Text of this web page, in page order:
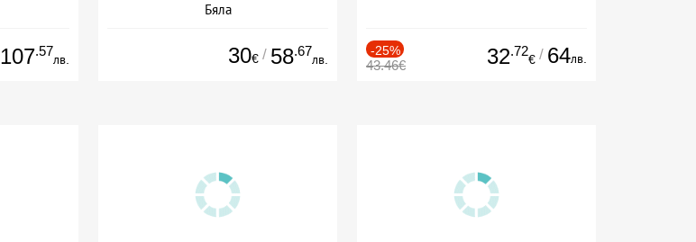
107.57
лв.
Бяла
30€ / 58.67
лв.
-25%
43.46€ 32.72
€ / 64лв.